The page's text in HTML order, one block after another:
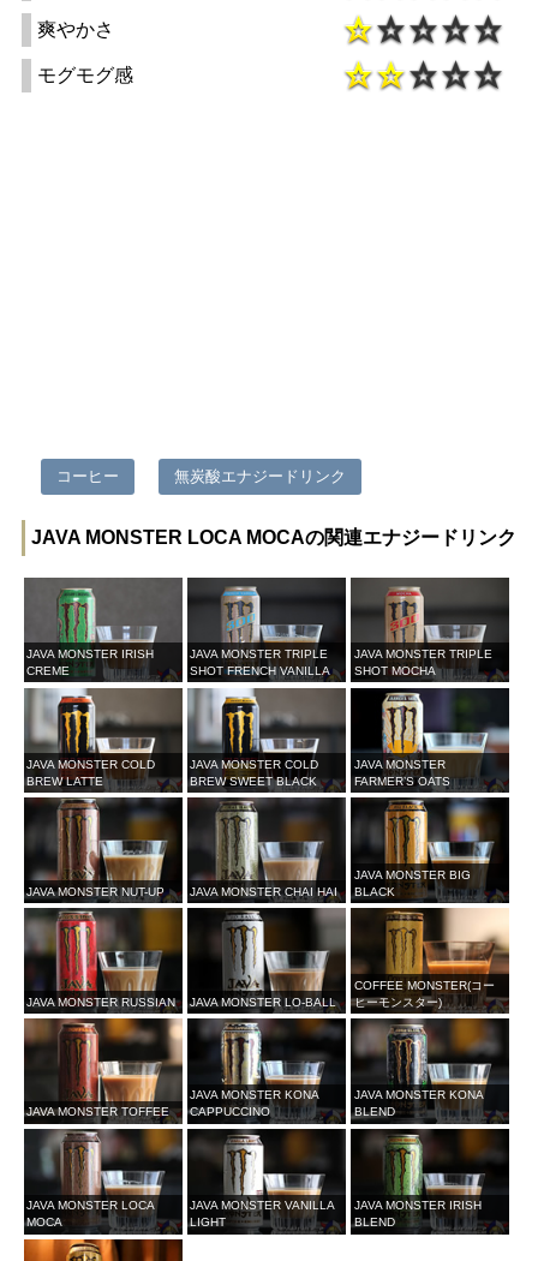
爽やかさ
モグモグ感
コーヒー 無炭酸エナジードリンク
JAVA MONSTER LOCA MOCAの関連エナジードリンク
JAVA MONSTER IRISH
CREME
JAVA MONSTER TRIPLE
SHOT FRENCH VANILLA
JAVA MONSTER TRIPLE
SHOT MOCHA
JAVA MONSTER COLD
BREW LATTE
JAVA MONSTER COLD
BREW SWEET BLACK
JAVA MONSTER
FARMER’S OATS
JAVA MONSTER NUT-UP JAVA MONSTER CHAI HAI
JAVA MONSTER BIG
BLACK
JAVA MONSTER RUSSIAN JAVA MONSTER LO-BALL
COFFEE MONSTER(コー
ヒーモンスター)
JAVA MONSTER TOFFEE
JAVA MONSTER KONA
CAPPUCCINO
JAVA MONSTER KONA
BLEND
JAVA MONSTER LOCA
MOCA
JAVA MONSTER VANILLA
LIGHT
JAVA MONSTER IRISH
BLEND